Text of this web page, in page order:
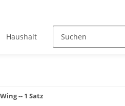
Haushalt Kinder
-- 1 Satz